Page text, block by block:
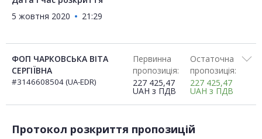
5 жовтня 2020
21:29
ФОП ЧАРКОВСЬКА ВІТА
СЕРГІЇВНА
#3146608504 (UA-EDR)
Первинна
пропозиція:
227 425,47
UAH з ПДВ
Остаточна
пропозиція:
227 425,47
UAH з ПДВ
Протокол розкриття пропозицій